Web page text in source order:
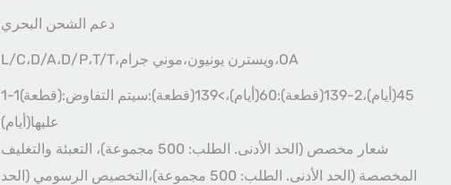
دعم الشحن البحري
L/C،D/A،D/P،T/T،ويسترن يونيون،موني جرام،OA
1-1(قطعة):45(أيام)،2-139(قطعة):60(أيام)،>139(قطعة):سيتم التفاوض
عليها(أيام)
شعار مخصص (الحد الأدنى. الطلب: 500 مجموعة)، التعبئة والتغليف
المخصصة (الحد الأدنى. الطلب: 500 مجموعة)،التخصيص الرسومي (الحد